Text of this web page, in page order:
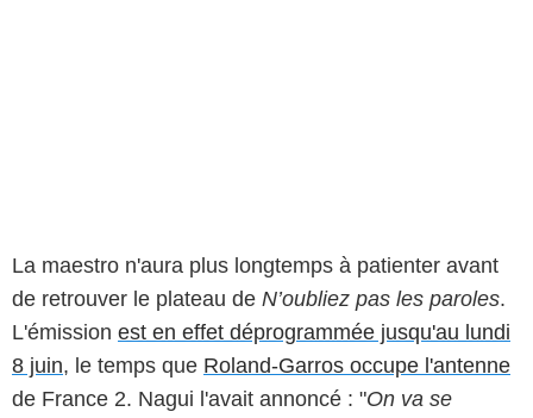
La maestro n'aura plus longtemps à patienter avant
de retrouver le plateau de N’oubliez pas les paroles.
L'émission est en effet déprogrammée jusqu'au lundi
8 juin, le temps que Roland-Garros occupe l'antenne
de France 2. Nagui l'avait annoncé : "On va se